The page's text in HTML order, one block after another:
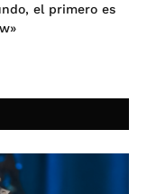
el primero es